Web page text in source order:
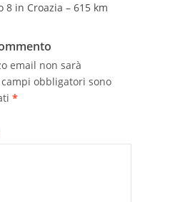
8 in Croazia – 615 km
email non sarà
campi obbligatori sono
*